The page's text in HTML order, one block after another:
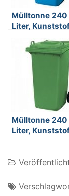
Mülltonne 240
Liter,
Mülltonne 240
Liter,